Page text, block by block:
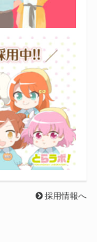
採用情報へ